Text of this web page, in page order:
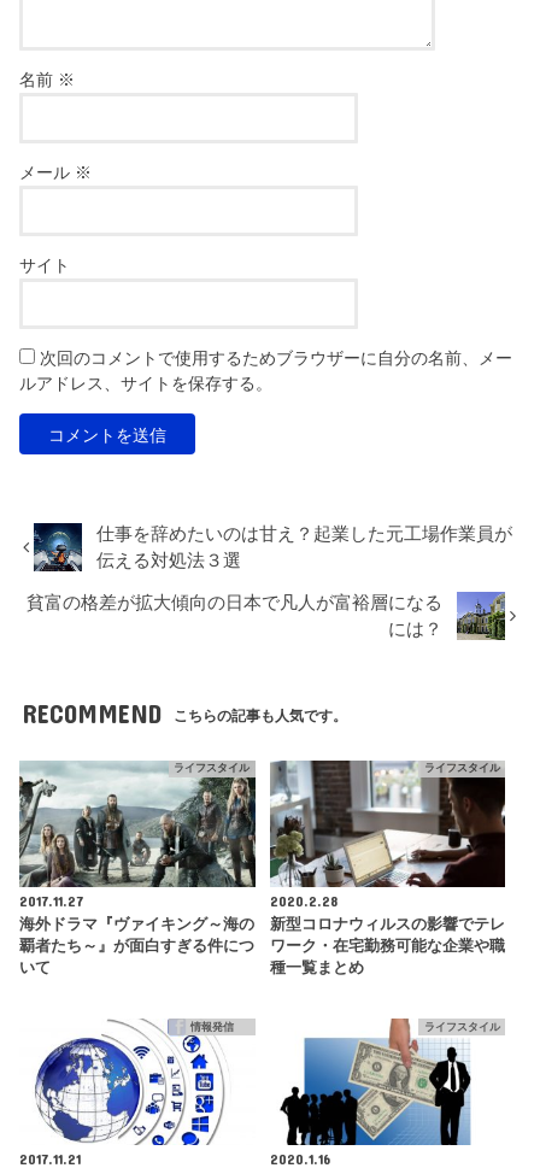
名前 ※
メール ※
サイト
次回のコメントで使用するためブラウザーに自分の名前、メー
ルアドレス、サイトを保存する。
仕事を辞めたいのは甘え？起業した元工場作業員が
伝える対処法３選
貧富の格差が拡大傾向の日本で凡人が富裕層になる
には？
RECOMMEND こちらの記事も人気です。
ライフスタイル
2017.11.27
海外ドラマ『ヴァイキング～海の
覇者たち～』が面白すぎる件につ
いて
ライフスタイル
2020.2.28
新型コロナウィルスの影響でテレ
ワーク・在宅勤務可能な企業や職
種一覧まとめ
情報発信
2017.11.21
ライフスタイル
2020.1.16